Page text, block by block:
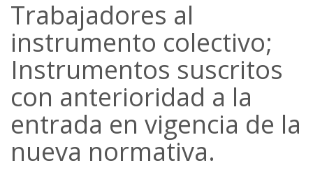
Trabajadores al
instrumento colectivo;
Instrumentos suscritos
con anterioridad a la
entrada en vigencia de la
nueva normativa.